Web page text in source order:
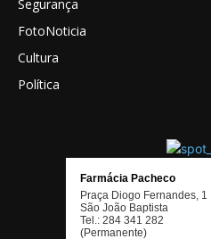
Segurança
FotoNoticia
Cultura
Política